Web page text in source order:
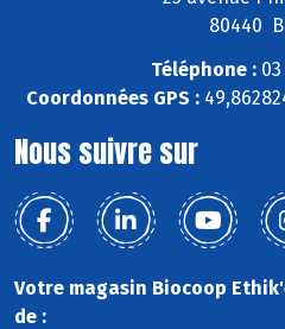
80440
Téléphone :
Coordonnées GPS :
Nous suivre sur
Votre magasin Biocoop
de :